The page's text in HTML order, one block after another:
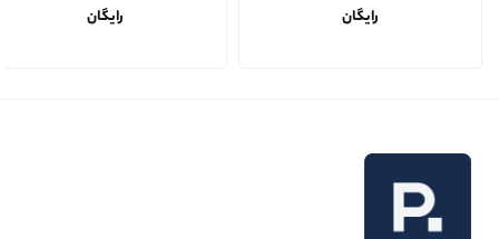
رایگان
رایگان